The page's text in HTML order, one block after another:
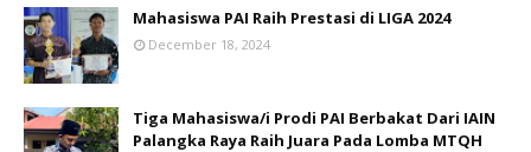
Mahasiswa PAI Raih Prestasi di LIGA 2024
December 18, 2024
Tiga Mahasiswa/i Prodi PAI Berbakat Dari IAIN
Palangka Raya Raih Juara Pada Lomba MTQH